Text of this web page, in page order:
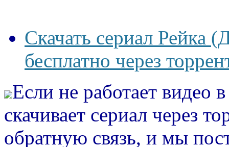
Скачать сериал Рейка
бесплатно через
Если не работает видео
скачивает сериал через
обратную связь, и мы